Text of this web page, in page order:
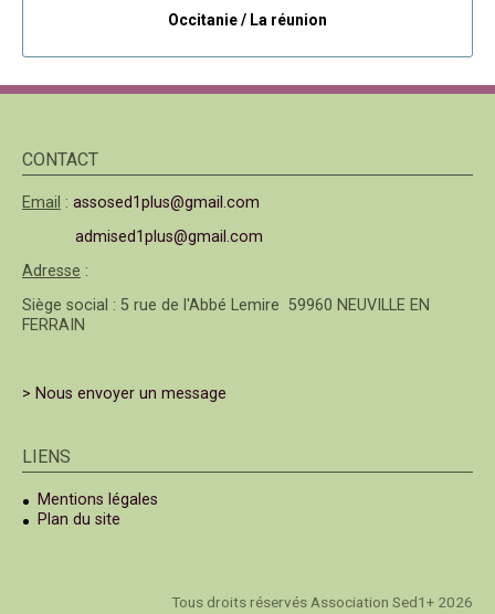
Occitanie / La réunion
CONTACT
Email : assosed1plus@gmail.com
admised1plus@gmail.com
Adresse :
Siège social : 5 rue de l'Abbé Lemire 59960 NEUVILLE EN
FERRAIN
> Nous envoyer un message
LIENS
Mentions légales
Plan du site
Tous droits réservés Association Sed1+ 2026